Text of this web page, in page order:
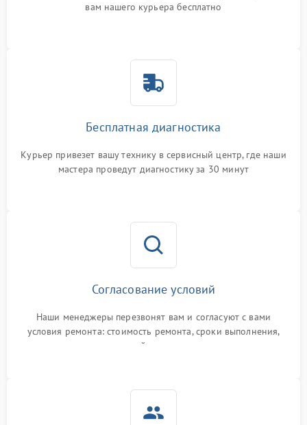
вам нашего курьера бесплатно
Бесплатная диагностика
Курьер привезет вашу технику в сервисный центр, где наши
мастера проведут диагностику за 30 минут
Согласование условий
Наши менеджеры перезвонят вам и согласуют с вами
условия ремонта: стоимость ремонта, сроки выполнения,
гарантийные условия